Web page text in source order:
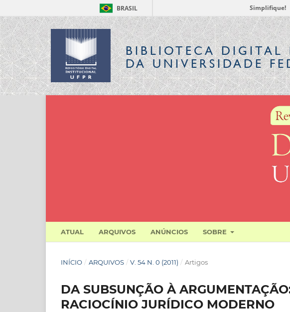
BRASIL Simplifique!
BIBLIOTECA DIGITAL
DA UNIVERSIDADE
ATUAL ARQUIVOS ANÚNCIOS SOBRE
INÍCIO / ARQUIVOS / V. 54 N. 0 (2011) / Artigos
DA SUBSUNÇÃO À
RACIOCÍNIO JURÍDICO MODERNO